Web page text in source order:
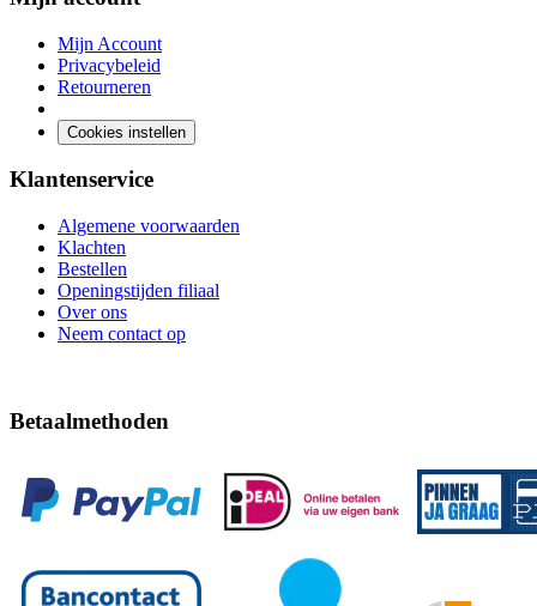
Mijn Account
Privacybeleid
Retourneren
Cookies instellen
Klantenservice
Algemene voorwaarden
Klachten
Bestellen
Openingstijden filiaal
Over ons
Neem contact op
Betaalmethoden